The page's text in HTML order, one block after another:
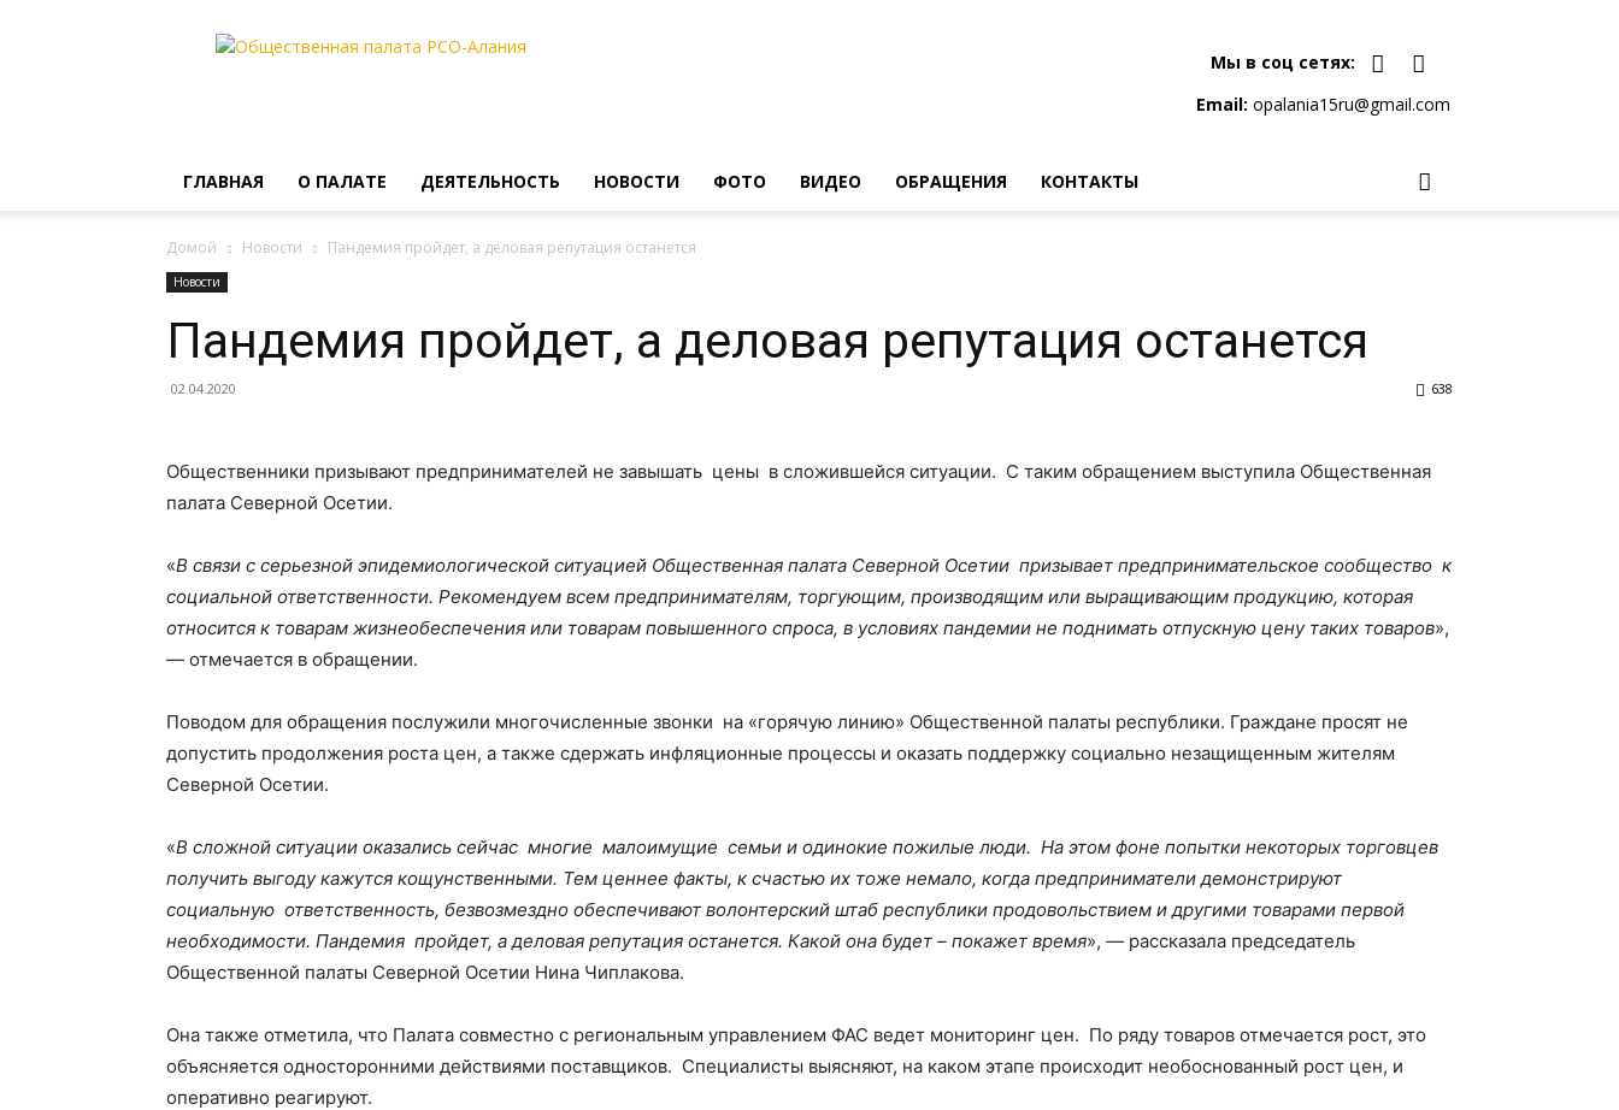
Общественная
Мы в соц сетях:
Email: opalania15ru@gmail.com
ГЛАВНАЯ О ПАЛАТЕ ДЕЯТЕЛЬНОСТЬ НОВОСТИ ФОТО ВИДЕО ОБРАЩЕНИЯ КОНТАКТЫ
Домой Новости Пандемия пройдет, а деловая репутация останется
Новости
Пандемия пройдет, а деловая репутация останется
02.04.2020 638
Общественники призывают предпринимателей не завышать цены в сложившейся ситуации. С таким обращением выступила Общественная
палата Северной Осетии.
«В связи с серьезной эпидемиологической ситуацией Общественная палата Северной Осетии призывает предпринимательское сообщество к
социальной ответственности. Рекомендуем всем предпринимателям, торгующим, производящим или выращивающим продукцию, которая
относится к товарам жизнеобеспечения или товарам повышенного спроса, в условиях пандемии не поднимать отпускную цену таких товаров»,
— отмечается в обращении.
Поводом для обращения послужили многочисленные звонки на «горячую линию» Общественной палаты республики. Граждане просят не
допустить продолжения роста цен, а также сдержать инфляционные процессы и оказать поддержку социально незащищенным жителям
Северной Осетии.
«В сложной ситуации оказались сейчас многие малоимущие семьи и одинокие пожилые люди. На этом фоне попытки некоторых торговцев
получить выгоду кажутся кощунственными. Тем ценнее факты, к счастью их тоже немало, когда предприниматели демонстрируют
социальную ответственность, безвозмездно обеспечивают волонтерский штаб республики продовольствием и другими товарами первой
необходимости. Пандемия пройдет, а деловая репутация останется. Какой она будет – покажет время», — рассказала председатель
Общественной палаты Северной Осетии Нина Чиплакова.
Она также отметила, что Палата совместно с региональным управлением ФАС ведет мониторинг цен. По ряду товаров отмечается рост, это
объясняется односторонними действиями поставщиков. Специалисты выясняют, на каком этапе происходит необоснованный рост цен, и
оперативно реагируют.